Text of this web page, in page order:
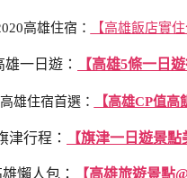
高雄住宿： 【高雄飯店實住
雄一日遊： 【高雄5條一日遊
高雄住宿首選： 【高雄CP值高
津行程： 【旗津一日遊景點
懶人包： 【高雄旅遊景點